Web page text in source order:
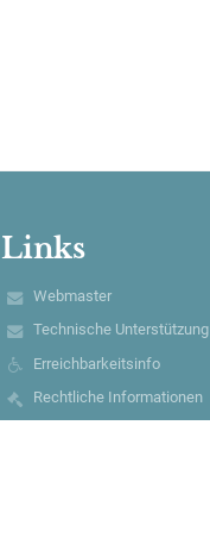
Links
Webmaster
Technische Unterstützung
Erreichbarkeitsinfo
Rechtliche Informationen